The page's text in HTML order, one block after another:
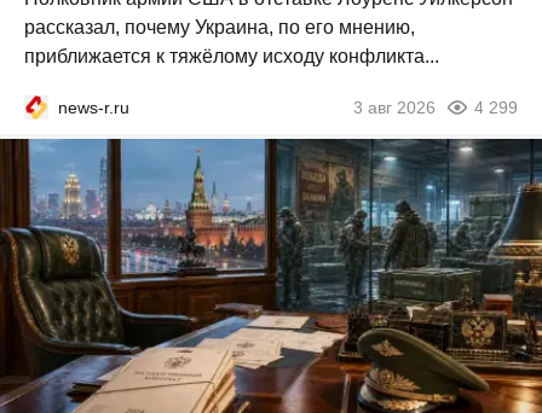
рассказал, почему Украина, по его мнению,
приближается к тяжёлому исходу конфликта...
news-r.ru 3 авг 2026 4 299